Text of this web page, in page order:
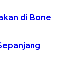
di Bone